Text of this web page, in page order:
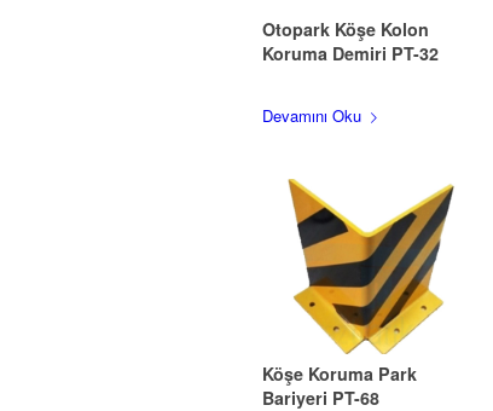
Otopark Köşe Kolon
Koruma Demiri PT-32
Devamını Oku
Köşe Koruma Park
Bariyeri PT-68